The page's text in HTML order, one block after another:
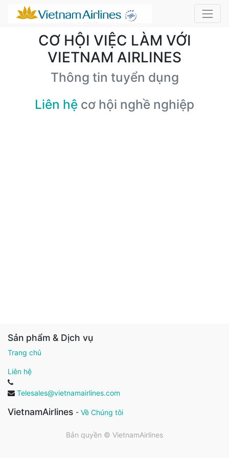
CƠ HỘI VIỆC LÀM VỚI
VIETNAM AIRLINES
Thông tin tuyển dụng
Liên hệ cơ hội nghề nghiệp
Sản phẩm & Dịch vụ
Trang chủ
Liên hệ
Telesales@vietnamairlines.com
VietnamAirlines - Về Chúng tôi
Bản quyền © VietnamAirlines